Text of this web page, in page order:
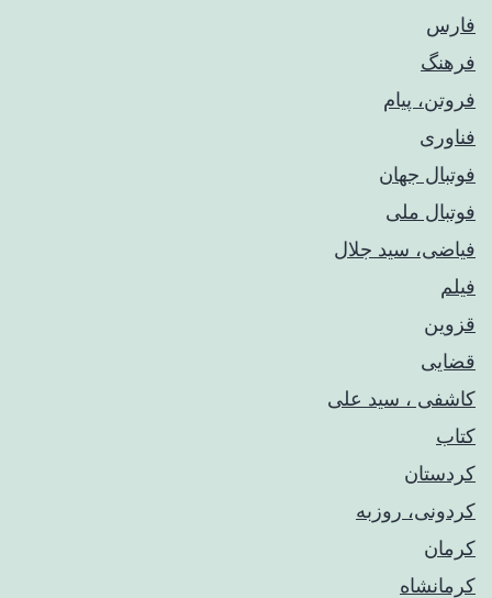
فارس
فرهنگ
فروتن، پیام
فناوری
فوتبال جهان
فوتبال ملی
فیاضی، سید جلال
فیلم
قزوین
قضایی
کاشفی ، سید علی
کتاب
کردستان
کردونی، روزبه
کرمان
کرمانشاه